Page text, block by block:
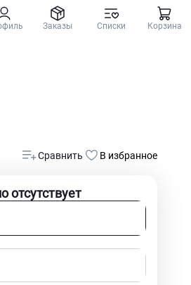
Заказы Списки Корзина
Сравнить В избранное
отсутствует